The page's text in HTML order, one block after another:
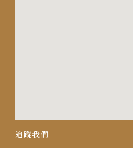
追蹤我們